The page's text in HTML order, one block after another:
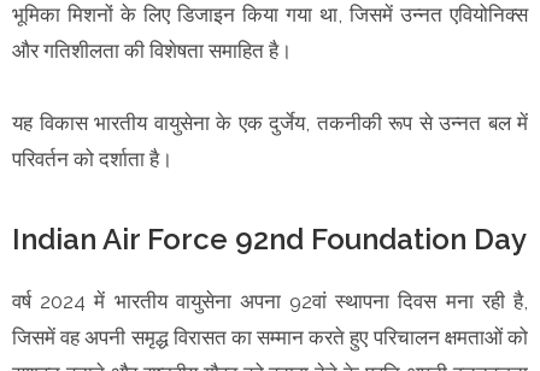
भूमिका मिशनों के लिए डिजाइन किया गया था, जिसमें उन्नत एवियोनिक्स
और गतिशीलता की विशेषता समाहित है।
यह विकास भारतीय वायुसेना के एक दुर्जेय, तकनीकी रूप से उन्नत बल में
परिवर्तन को दर्शाता है।
Indian Air Force 92nd Foundation Day
वर्ष 2024 में भारतीय वायुसेना अपना 92वां स्थापना दिवस मना रही है,
जिसमें वह अपनी समृद्ध विरासत का सम्मान करते हुए परिचालन क्षमताओं को